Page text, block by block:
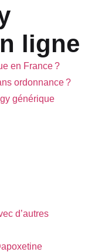
ligne
en France ?
ordonnance ?
générique
d’autres